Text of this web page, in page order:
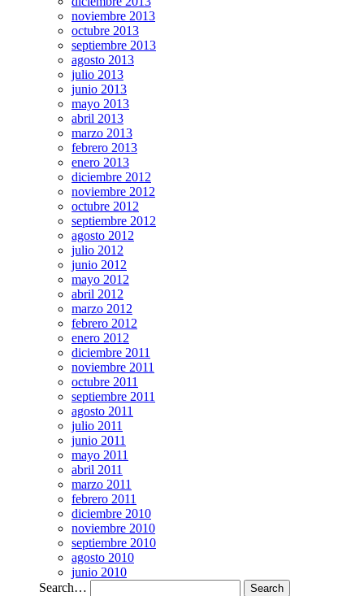
noviembre 2013
octubre 2013
septiembre 2013
agosto 2013
julio 2013
junio 2013
mayo 2013
abril 2013
marzo 2013
febrero 2013
enero 2013
diciembre 2012
noviembre 2012
octubre 2012
septiembre 2012
agosto 2012
julio 2012
junio 2012
mayo 2012
abril 2012
marzo 2012
febrero 2012
enero 2012
diciembre 2011
noviembre 2011
octubre 2011
septiembre 2011
agosto 2011
julio 2011
junio 2011
mayo 2011
abril 2011
marzo 2011
febrero 2011
diciembre 2010
noviembre 2010
septiembre 2010
agosto 2010
junio 2010
Search…